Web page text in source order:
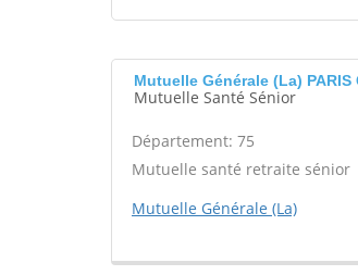
Mutuelle Générale (La) PARIS
Mutuelle Santé Sénior
Département: 75
Mutuelle santé retraite sénior
Mutuelle Générale (La)